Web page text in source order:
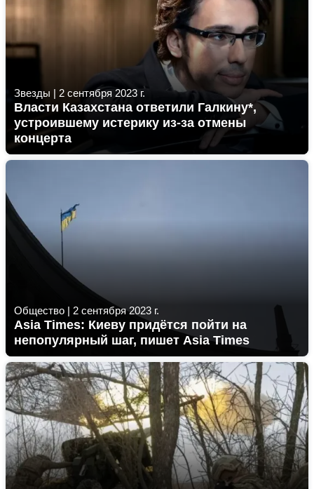
Звезды | 2 сентября 2023 г.
Власти Казахстана ответили Галкину*,
устроившему истерику из-за отмены
концерта
Общество | 2 сентября 2023 г.
Asia Times: Киеву придётся пойти на
непопулярный шаг, пишет Asia Times